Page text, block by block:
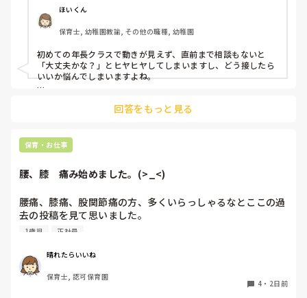
よほど自分に聞きづらいのか、聞く必要性さえ感じないの
か、もうよくわからないです。
対応にも悩みます。
ほいくん
保育士, 幼稚園教諭, その他の職種, 幼稚園
初めての年長クラスで動きが見えず、直前まで相談もないと
「大丈夫かな？」とヒヤヒヤしてしまいますし、どう接したら
いいか悩んでしまいますよね。
「こんなこと聞いたら迷惑かな」と抱え込んでいるケースがと
待つスタイルから一歩踏み出して、リーダー側から「〇〇の
件、どこまで進んだ？」「困ってることない？」と具体的に声
てしまうと、後輩も質問しやすくなりますよ。一人で抱え込ま
ず、声をかけやすい雰囲気作りから試してみてくださいね。
回答をもっと見る
保育・お仕事
腰、膝　痛み始めました。(>_<)
腰痛、膝痛、股関節痛の方、多くいらっしゃるなとここの過
去の投稿を見て思いました。
という私も、２週間前、初めて腰痛になりました。
右腰が痛くて、起き上がれない。
1歳児 正社員
晴れたらいいね
保育士, 認可保育園
4 ・ 2日前